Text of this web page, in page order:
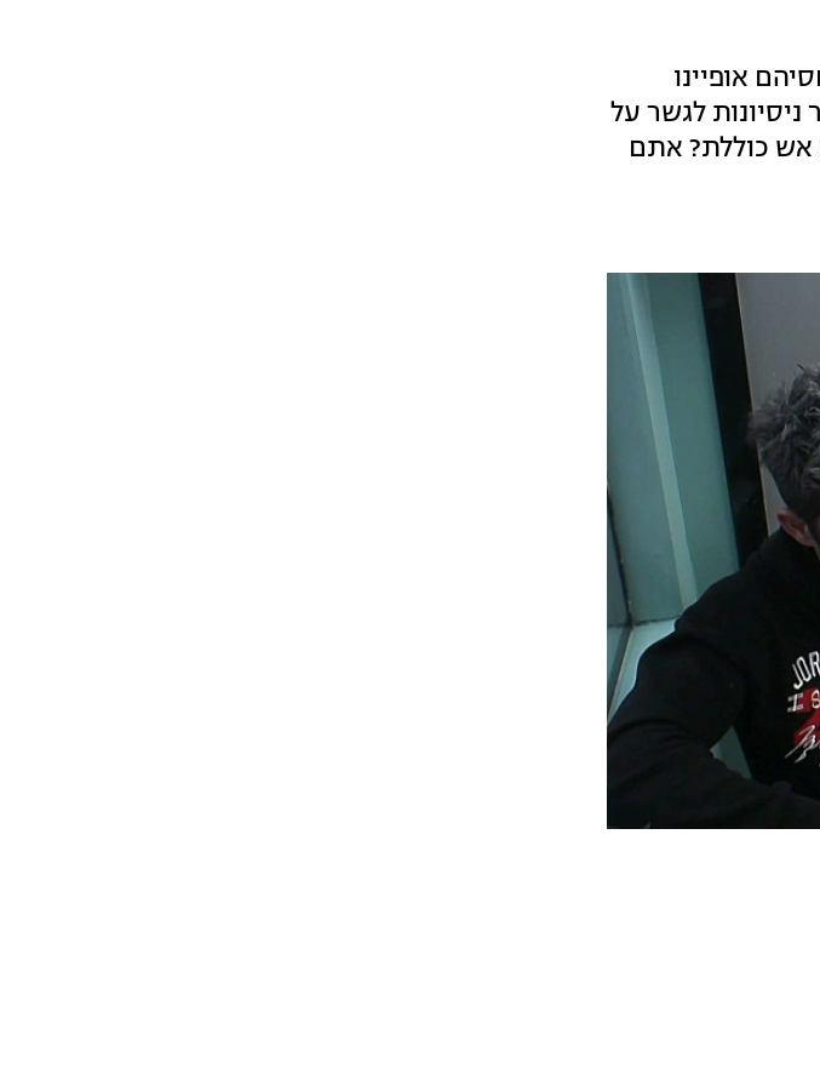
אופיינו
ניסיונות לגשר על
אש כוללת? אתם